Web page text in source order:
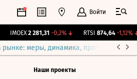
Войти
IMOEX 2 281,31 -0,2%↓ RTSI 874,64 -1,12%↓
меры, динамика, прогнозы
Наши проекты